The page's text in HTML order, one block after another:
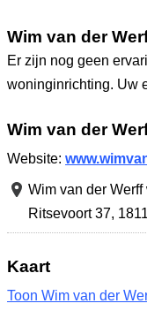
Wim van der
Er zijn nog geen
woninginrichting. Uw
Wim van der
Website:
Wim van der
Ritsevoort 37,
Kaart
Toon Wim van der